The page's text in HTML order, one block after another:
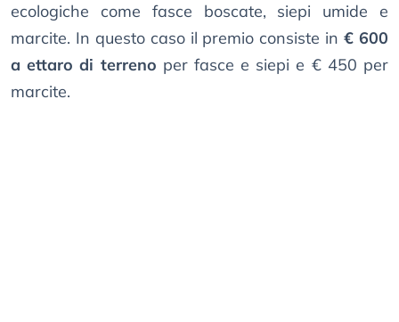
ecologiche come fasce boscate, siepi umide e
marcite. In questo caso il premio consiste in€ 600
a ettaro di terreno per fasce e siepi e € 450 per
marcite.